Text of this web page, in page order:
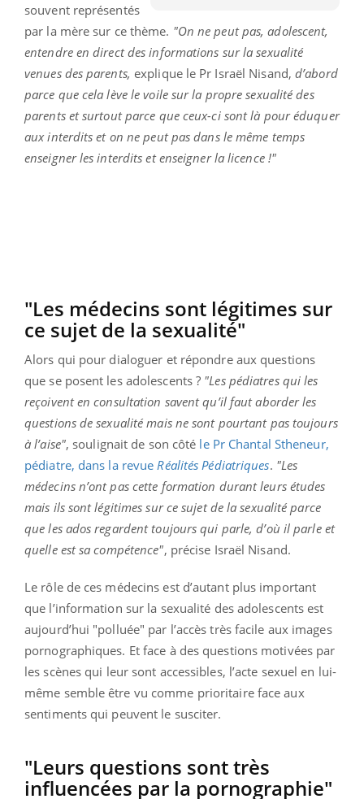
souvent représentés
par la mère sur ce thème. "On ne peut pas, adolescent,
entendre en direct des informations sur la sexualité
venues des parents, explique le Pr Israël Nisand, d’abord
parce que cela lève le voile sur la propre sexualité des
parents et surtout parce que ceux-ci sont là pour éduquer
aux interdits et on ne peut pas dans le même temps
enseigner les interdits et enseigner la licence !"
"Les médecins sont légitimes sur
ce sujet de la sexualité"
Alors qui pour dialoguer et répondre aux questions
que se posent les adolescents ? "Les pédiatres qui les
reçoivent en consultation savent qu’il faut aborder les
questions de sexualité mais ne sont pourtant pas toujours
à l’aise", soulignait de son côté le Pr Chantal Stheneur,
pédiatre, dans la revue Réalités Pédiatriques. "Les
médecins n’ont pas cette formation durant leurs études
mais ils sont légitimes sur ce sujet de la sexualité parce
que les ados regardent toujours qui parle, d’où il parle et
quelle est sa compétence", précise Israël Nisand.
Le rôle de ces médecins est d’autant plus important
que l’information sur la sexualité des adolescents est
aujourd’hui "polluée" par l’accès très facile aux images
pornographiques. Et face à des questions motivées par
les scènes qui leur sont accessibles, l’acte sexuel en lui-
même semble être vu comme prioritaire face aux
sentiments qui peuvent le susciter.
"Leurs questions sont très
influencées par la pornographie"